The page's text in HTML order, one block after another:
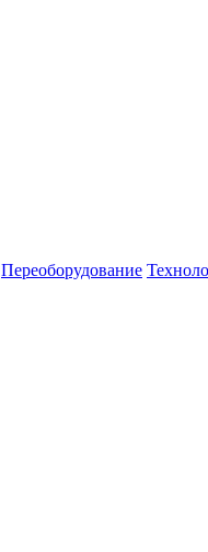
Переоборудование